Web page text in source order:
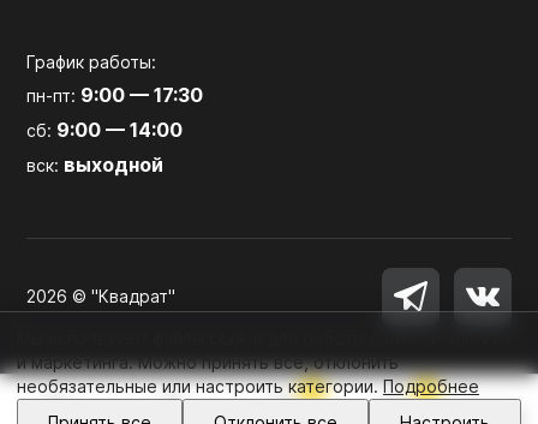
0 0
Войти
График работы:
пн-пт: 9:00 — 17:30
сб: 9:00 — 14:00
вск: выходной
2026 © "Квадрат"
и маркетинга. Можно принять все, отклонить
необязательные или настроить категории.Подробнее